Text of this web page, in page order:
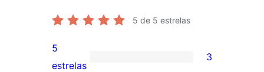
5 de 5 estrelas
3
5
estrelas
3